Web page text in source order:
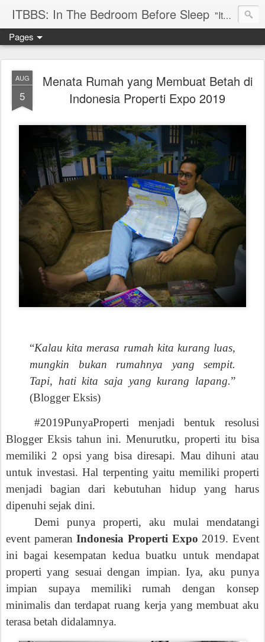
ITBBS: In The Bedroom Before Sleep "Its my life to be exist in the world"
Pages
AUG
5
Menata Rumah yang Membuat Betah di
Indonesia Properti Expo 2019
“Kalau kita merasa rumah kita kurang luas,
mungkin bukan rumahnya yang sempit.
Tapi, hati kita saja yang kurang lapang.”
(Blogger Eksis)
#2019PunyaProperti menjadi bentuk resolusi
Blogger Eksis tahun ini. Menurutku, properti itu bisa
memiliki 2 opsi yang bisa diresapi. Mau dihuni atau
untuk investasi. Hal terpenting yaitu memiliki properti
menjadi bagian dari kebutuhan hidup yang harus
dipenuhi sejak dini.
Demi punya properti, aku mulai mendatangi
event pameranIndonesia Properti Expo 2019. Event
ini bagai kesempatan kedua buatku untuk mendapat
properti yang sesuai dengan impian. Iya, aku punya
impian supaya memiliki rumahdengankonsep
minimalis dan terdapat ruang kerja yang membuat aku
terasa betah didalamnya.